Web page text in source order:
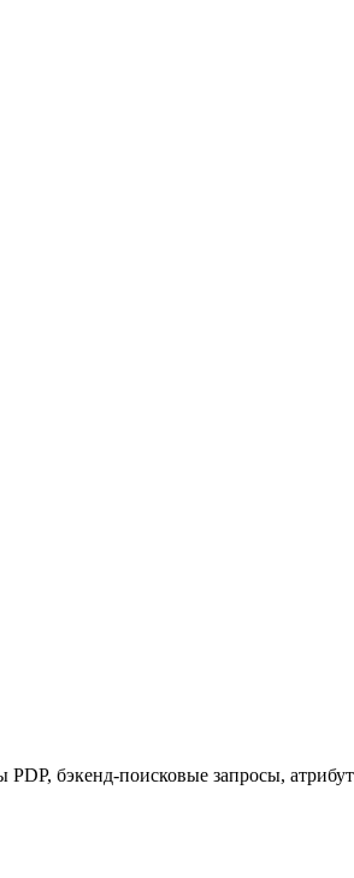
бэкенд-поисковые запросы,